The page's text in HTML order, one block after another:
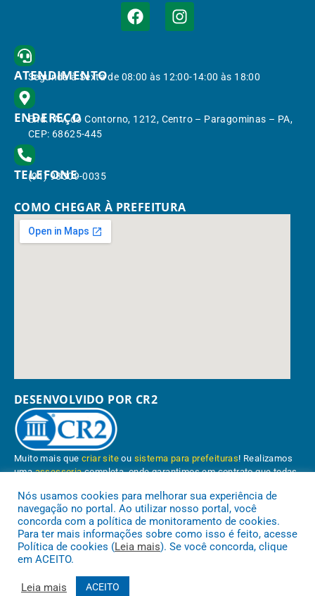
ATENDIMENTO
Segunda à Sexta de 08:00 às 12:00-14:00 às 18:00
ENDEREÇO
End.: Av. do Contorno, 1212, Centro – Paragominas – PA,
CEP: 68625-445
TELEFONE
(91) 98309-0035
COMO CHEGAR À PREFEITURA
DESENVOLVIDO POR CR2
Muito mais quecriar site ou sistema para prefeituras! Realizamos
umaassessoriacompleta, onde garantimos em contrato que todas
Conheça oPNTP e oRadar da Transparência Pública
Nós usamos cookies para melhorar sua experiência de
navegação no portal. Ao utilizar nosso portal, você
concorda com a política de monitoramento de cookies.
Para ter mais informações sobre como isso é feito, acesse
Política de cookies (Leia mais). Se você concorda, clique
em ACEITO.
Leia mais ACEITO